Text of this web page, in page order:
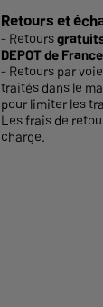
Retours et
- Retours
DEPOT de France
- Retours par
traités dans le
pour limiter les
Les frais de
charge.